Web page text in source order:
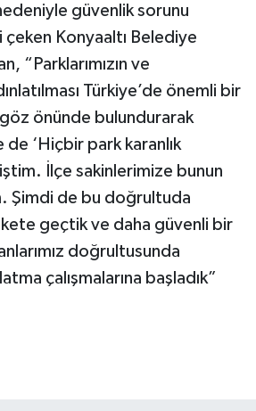
güvenlik sorunu
çeken Konyaaltı Belediye
“Parklarımızın ve
Türkiye’de önemli bir
önünde bulundurarak
de ‘Hiçbir park karanlık
İlçe sakinlerimize bunun
Şimdi de bu doğrultuda
geçtik ve daha güvenli bir
doğrultusunda
çalışmalarına başladık”